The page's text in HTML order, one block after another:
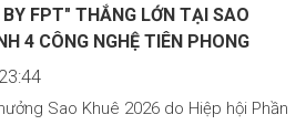
FPT" THẮNG LỚN TẠI SAO
4 CÔNG NGHỆ TIÊN PHONG
Sao Khuê 2026 do Hiệp hội Phần